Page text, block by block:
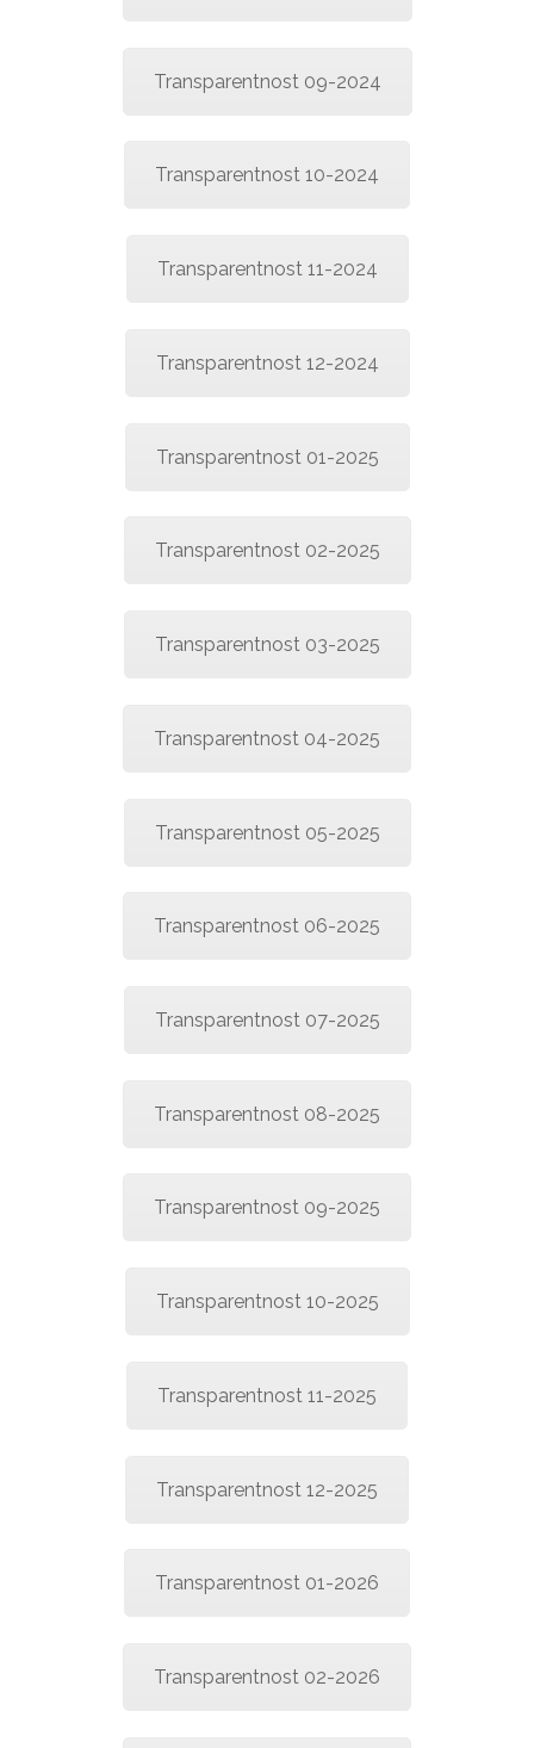
Transparentnost 09-2024
Transparentnost 10-2024
Transparentnost 11-2024
Transparentnost 12-2024
Transparentnost 01-2025
Transparentnost 02-2025
Transparentnost 03-2025
Transparentnost 04-2025
Transparentnost 05-2025
Transparentnost 06-2025
Transparentnost 07-2025
Transparentnost 08-2025
Transparentnost 09-2025
Transparentnost 10-2025
Transparentnost 11-2025
Transparentnost 12-2025
Transparentnost 01-2026
Transparentnost 02-2026